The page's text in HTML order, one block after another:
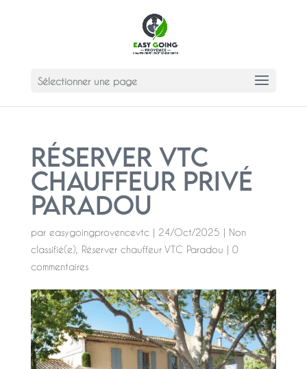
Sélectionner une page
Réserver VTC
Chauffeur privé
Paradou
par easygoingprovencevtc | 24/Oct/2025 | Non
classifié(e) Réserver chauffeur VTC Paradou | 0
commentaires